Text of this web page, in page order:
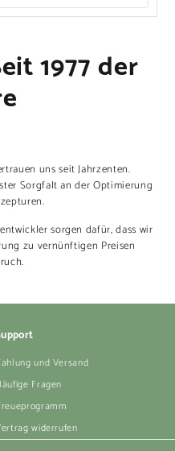
1977 der
uns seit Jahrzenten.
Sorgfalt an der Optimierung
sorgen dafür, dass wir
zu vernünftigen Preisen
und Versand
Fragen
widerrufen